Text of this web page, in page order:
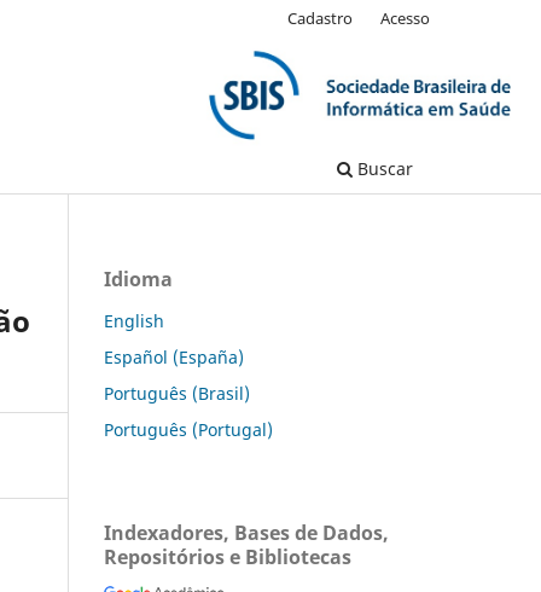
Buscar
Cadastro Acesso
Idioma
English
Español (España)
Português (Brasil)
Português (Portugal)
Indexadores, Bases de Dados,
Repositórios e Bibliotecas